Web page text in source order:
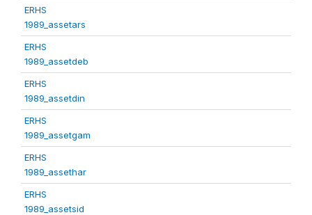
ERHS
1989_assetars
ERHS
1989_assetdeb
ERHS
1989_assetdin
ERHS
1989_assetgam
ERHS
1989_assethar
ERHS
1989_assetsid